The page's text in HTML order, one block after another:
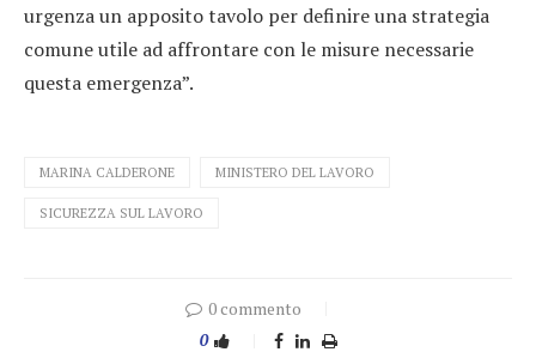
urgenza un apposito tavolo per definire una strategia
comune utile ad affrontare con le misure necessarie
questa emergenza”.
MARINA CALDERONE MINISTERO DEL LAVORO
SICUREZZA SUL LAVORO
0 commento
0